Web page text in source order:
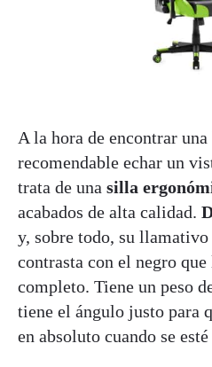
A la hora de encontrar
recomendable echar un
trata de una silla
acabados de alta calidad.
y, sobre todo, su
contrasta con el negro
completo. Tiene un peso
tiene el ángulo justo para
en absoluto cuando se esté